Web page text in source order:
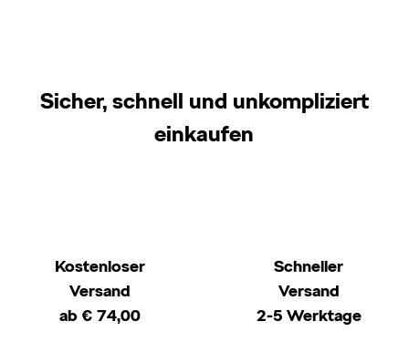
Sicher, schnell und unkompliziert
einkaufen
Kostenloser
Versand
ab € 74,00
Schneller
Versand
2-5 Werktage